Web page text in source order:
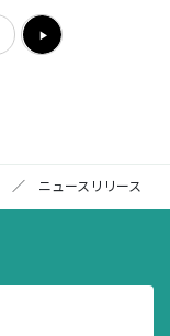
次の
／ ニュースリリース